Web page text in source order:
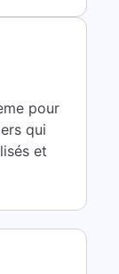
pour
qui
et